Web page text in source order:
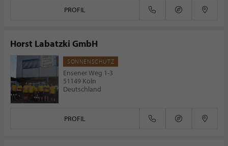
PROFIL
Horst Labatzki GmbH
SONNENSCHUTZ
Ensener Weg 1-3
51149 Köln
Deutschland
PROFIL